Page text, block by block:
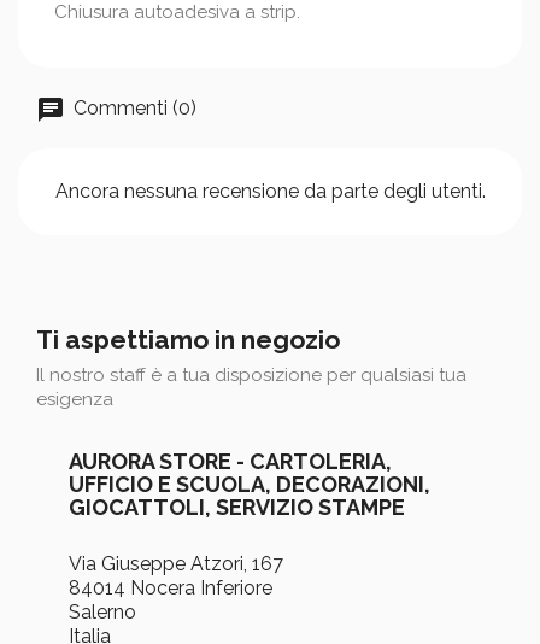
Chiusura autoadesiva a strip.
Commenti (0)
Ancora nessuna recensione da parte degli utenti.
Ti aspettiamo in negozio
Il nostro staff è a tua disposizione per qualsiasi tua
esigenza
AURORA STORE - CARTOLERIA,
UFFICIO E SCUOLA, DECORAZIONI,
GIOCATTOLI, SERVIZIO STAMPE
Via Giuseppe Atzori, 167
84014 Nocera Inferiore
Salerno
Italia